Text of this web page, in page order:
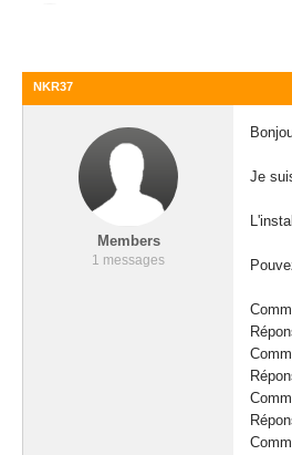
NKR37
Members
1 messages
Je